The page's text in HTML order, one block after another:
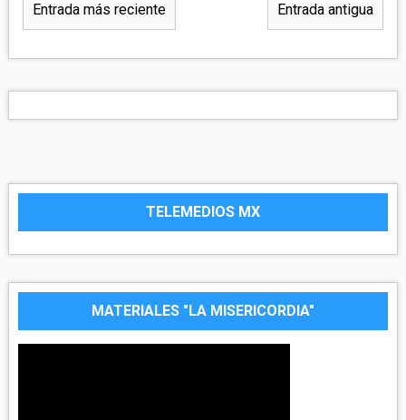
Entrada más reciente Entrada antigua
TELEMEDIOS MX
MATERIALES "LA MISERICORDIA"